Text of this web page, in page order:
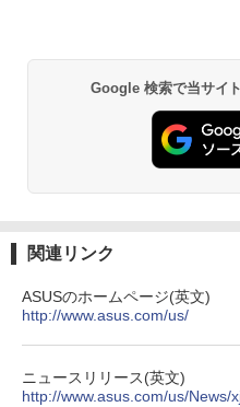
Google 検索で当サイ
関連リンク
ASUSのホームページ(英文)
http://www.asus.com/us/
ニュースリリース(英文)
http://www.asus.com/us/News/